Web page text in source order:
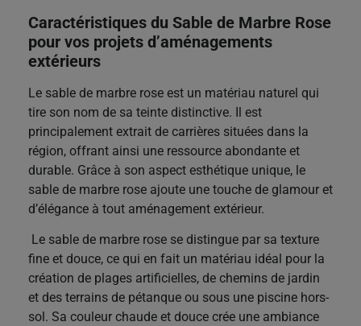
Caractéristiques du Sable de Marbre Rose
pour vos projets d’aménagements
extérieurs
Le sable de marbre rose est un matériau naturel qui
tire son nom de sa teinte distinctive. Il est
principalement extrait de carrières situées dans la
région, offrant ainsi une ressource abondante et
durable. Grâce à son aspect esthétique unique, le
sable de marbre rose ajoute une touche de glamour et
d’élégance à tout aménagement extérieur.
Le sable de marbre rose se distingue par sa texture
fine et douce, ce qui en fait un matériau idéal pour la
création de plages artificielles, de chemins de jardin
et des terrains de pétanque ou sous une piscine hors-
sol. Sa couleur chaude et douce crée une ambiance